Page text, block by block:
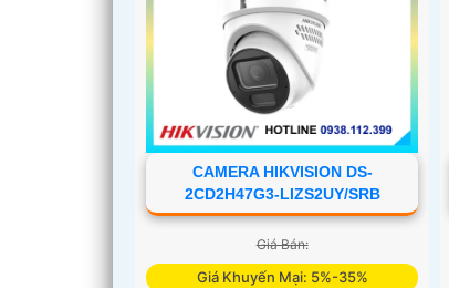
CAMERA HIKVISION DS-
2CD2H47G3-LIZS2UY/SRB
Giá Bán:
Giá Khuyến Mại: 5%-35%